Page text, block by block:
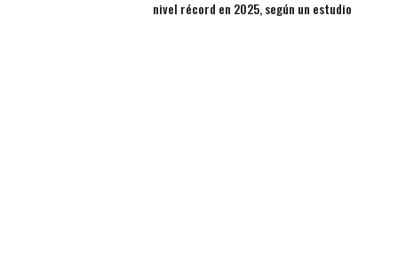
nivel récord en 2025, según un estudio